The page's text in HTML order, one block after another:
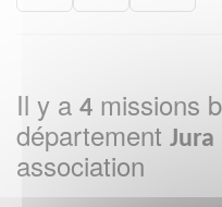
Il y a 4 missions
département Jura
association